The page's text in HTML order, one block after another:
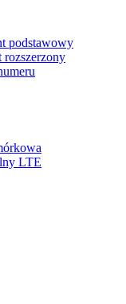
podstawowy
rozszerzony
LTE